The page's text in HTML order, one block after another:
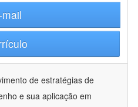
de estratégias de
e sua aplicação em